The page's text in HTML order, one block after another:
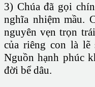
3) Chúa đã gọi
nghĩa nhiệm mầu.
nguyên vẹn trọn
của riêng con là lẽ
Nguồn hạnh phúc
đời bể dâu.